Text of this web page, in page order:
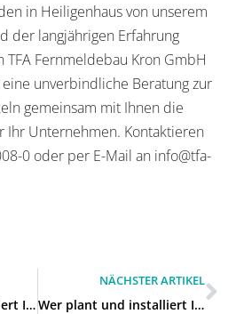
in Heiligenhaus von unserem
der langjährigen Erfahrung
TFA Fernmeldebau Kron GmbH
unverbindliche Beratung zur
gemeinsam mit Ihnen die
Ihr Unternehmen. Kontaktieren
0 oder per E-Mail an info@tfa-
Wer plant und installiert ITK-Anlagen für Gewerbebetriebe in Velbert?
NÄCHSTER ARTIKEL
Wer plant und installiert ITK-Anlagen für Gewerbebetriebe in Ratingen?